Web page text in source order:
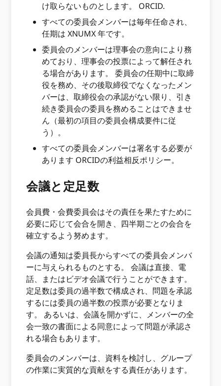
け取らないものとします。 ORCID.
すべての委員会メンバーは毎年任命され、
任期は XNUMX 年です。
委員会のメンバーは理事会の意向により務
めており、理事会の投票によって解任され
る場合があります。 委員会の任期中に取締
役を務め、その後取締役でなくなったメン
バーは、取締役会の承認がない限り、引き
続き委員会の委員を務めることはできませ
ん（最初の項目の委員会構成要件に従
う）。
すべての委員会メンバーは署名する必要が
あります ORCIDの利益相反ポリシー。
会議と定足数
会員費・会費委員会はその責任を果たすために
必要に応じて会合を開き、四半期ごとの会合を
確立するよう努めます。
会議の通知は委員長からすべての委員会メンバ
ーに与えられるものとする。 会議は直接、電
話、またはビデオ会議で行うことができます。
定足数は委員の過半数で構成され、問題を承認
するには委員の過半数の投票が必要となりま
す。 あるいは、会議を開かずに、メンバーの全
会一致の書面による同意によって問題が承認さ
れる場合もあります。
委員会のメンバーは、資料を検討し、グループ
の作業に実質的な貢献をする責任があります。